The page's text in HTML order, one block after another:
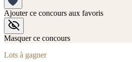
Ajouter ce concours aux favoris
Masquer ce concours
Lots à gagner